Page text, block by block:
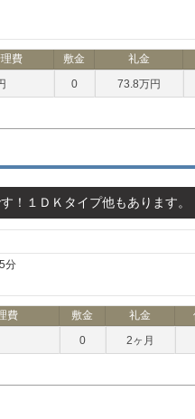
費 敷金 礼金
0 73.8万円
！１ＤＫタイプ他もあります。
分
費 敷金 礼金
0 2ヶ月